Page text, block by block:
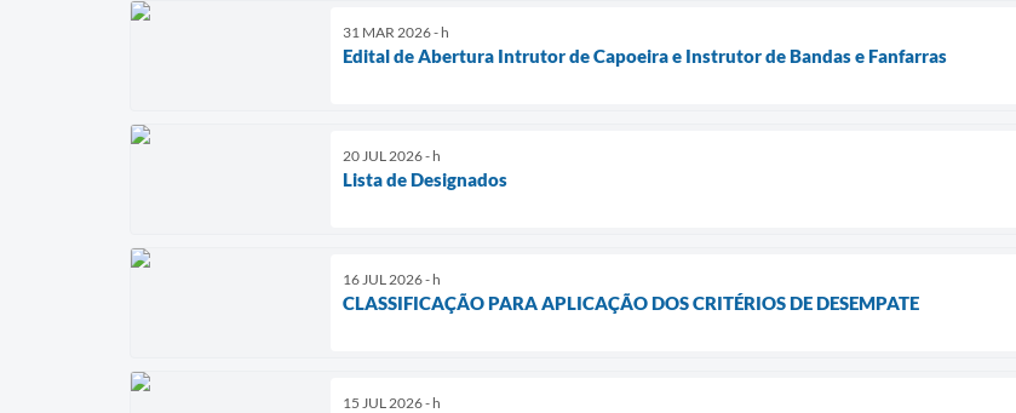
31 MAR 2026 - h
Edital de Abertura Intrutor de Capoeira e Instrutor de Bandas e Fanfarras
20 JUL 2026 - h
Lista de Designados
16 JUL 2026 - h
CLASSIFICAÇÃO PARA APLICAÇÃO DOS CRITÉRIOS DE DESEMPATE
15 JUL 2026 - h